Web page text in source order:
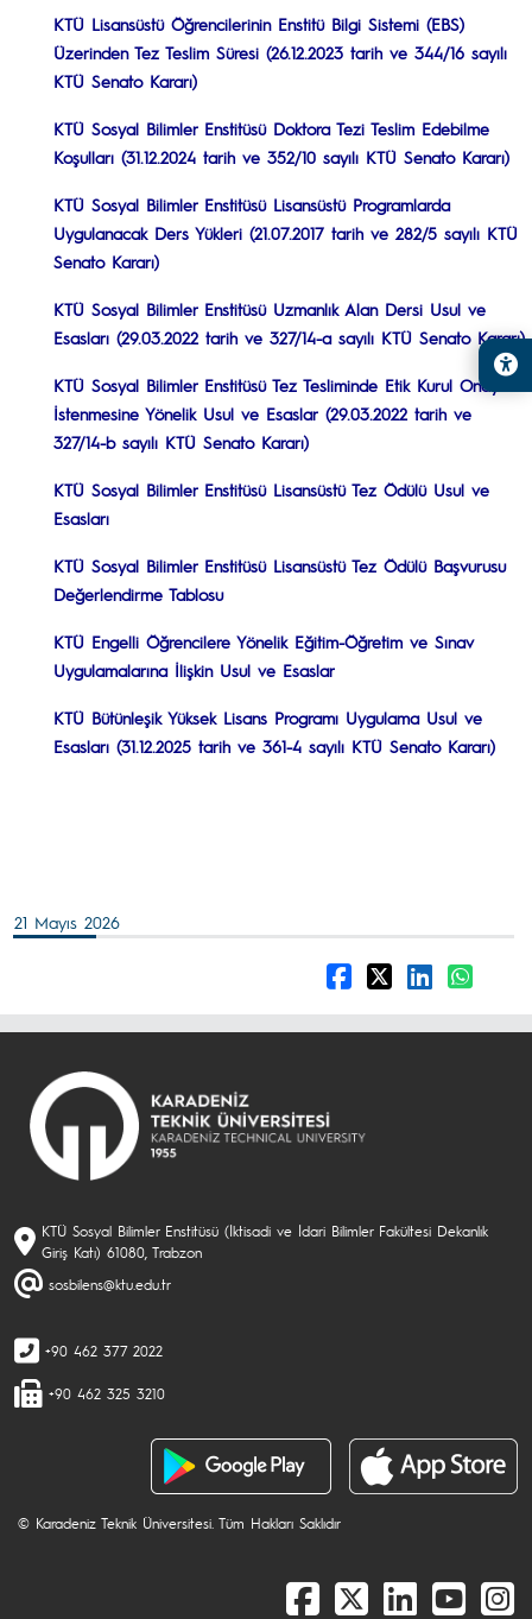
KTÜ Lisansüstü Öğrencilerinin Enstitü Bilgi Sistemi (EBS)
Üzerinden Tez Teslim Süresi (26.12.2023 tarih ve 344/16 sayılı
KTÜ Senato Kararı)
KTÜ Sosyal Bilimler Enstitüsü Doktora Tezi Teslim Edebilme
Koşulları (31.12.2024 tarih ve 352/10 sayılı KTÜ Senato Kararı)
KTÜ Sosyal Bilimler Enstitüsü Lisansüstü Programlarda
Uygulanacak Ders Yükleri (21.07.2017 tarih ve 282/5 sayılı KTÜ
Senato Kararı)
KTÜ Sosyal Bilimler Enstitüsü Uzmanlık Alan Dersi Usul ve
Esasları (29.03.2022 tarih ve 327/14-a sayılı KTÜ Senato Kararı)
KTÜ Sosyal Bilimler Enstitüsü Tez Tesliminde Etik Kurul Onayı
İstenmesine Yönelik Usul ve Esaslar (29.03.2022 tarih ve
327/14-b sayılı KTÜ Senato Kararı)
KTÜ Sosyal Bilimler Enstitüsü Lisansüstü Tez Ödülü Usul ve
Esasları
KTÜ Sosyal Bilimler Enstitüsü Lisansüstü Tez Ödülü Başvurusu
Değerlendirme Tablosu
KTÜ Engelli Öğrencilere Yönelik Eğitim-Öğretim ve Sınav
Uygulamalarına İlişkin Usul ve Esaslar
KTÜ Bütünleşik Yüksek Lisans Programı Uygulama Usul ve
Esasları (31.12.2025 tarih ve 361-4 sayılı KTÜ Senato Kararı)
21 Mayıs 2026
KTÜ Sosyal Bilimler Enstitüsü (İktisadi ve İdari Bilimler Fakültesi Dekanlık
Giriş Katı) 61080, Trabzon
sosbilens@ktu.edu.tr
+90 462 377 2022
+90 462 325 3210
© Karadeniz Teknik Üniversitesi. Tüm Hakları Saklıdır